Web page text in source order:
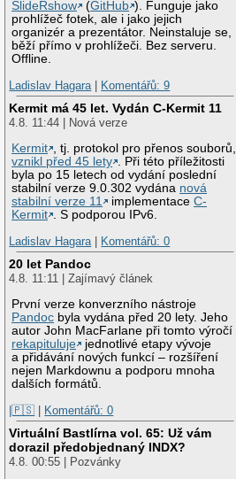
SlideRshow
(GitHub ). Funguje jako
prohlížeč fotek, ale i jako jejich
organizér a prezentátor. Neinstaluje se,
běží přímo v prohlížeči. Bez serveru.
Offline.
Ladislav Hagara | Komentářů: 9
Kermit má 45 let. Vydán C-Kermit 11
4.8. 11:44 | Nová verze
Kermit , tj. protokol pro přenos souborů,
vznikl před 45 lety . Při této příležitosti
byla po 15 letech od vydání poslední
stabilní verze 9.0.302 vydána nová
stabilní verze 11
implementaceC-
Kermit . S podporou IPv6.
Ladislav Hagara | Komentářů: 0
20 let Pandoc
4.8. 11:11 | Zajímavý článek
První verze konverzního nástroje
Pandoc byla vydána před 20 lety. Jeho
autor John MacFarlane při tomto výročí
rekapituluje
jednotlivé etapy vývoje
a přidávání nových funkcí – rozšíření
nejen Markdownu a podporu mnoha
dalších formátů.
|🇵🇸 | Komentářů: 0
Virtuální Bastlírna vol. 65: Už vám
dorazil předobjednaný INDX?
4.8. 00:55 | Pozvánky